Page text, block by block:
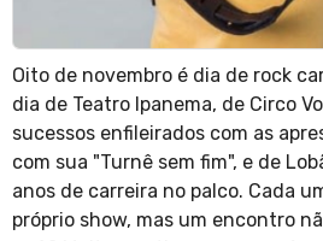
Oito de novembro é dia de rock
dia de Teatro Ipanema, de Circo
sucessos enfileirados com as
com sua "Turnê sem fim", e de
anos de carreira no palco. Cada
próprio show, mas um encontro